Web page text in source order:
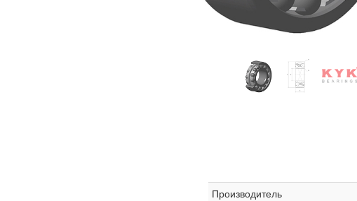
Производитель